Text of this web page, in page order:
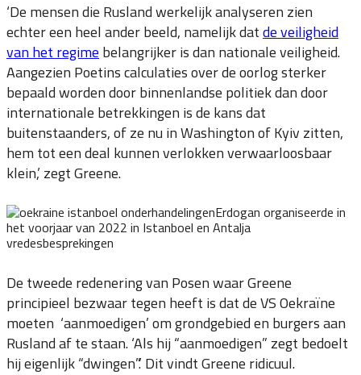
‘De mensen die Rusland werkelijk analyseren zien
echter een heel ander beeld, namelijk datde veiligheid
van het regime belangrijker is dan nationale veiligheid.
Aangezien Poetins calculaties over de oorlog sterker
bepaald worden door binnenlandse politiek dan door
internationale betrekkingen is de kans dat
buitenstaanders, of ze nu in Washington of Kyiv zitten,
hem tot een deal kunnen verlokken verwaarloosbaar
klein,’ zegt Greene.
Erdogan organiseerde in
het voorjaar van 2022 in Istanboel en Antalja
vredesbesprekingen
De tweede redenering van Posen waar Greene
principieel bezwaar tegen heeft is dat de VS Oekraïne
moeten ‘aanmoedigen’ om grondgebied en burgers aan
Rusland af te staan. ‘Als hij “aanmoedigen” zegt bedoelt
hij eigenlijk “dwingen”.’ Dit vindt Greene ridicuul.